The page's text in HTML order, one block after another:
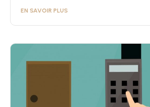
EN SAVOIR PLUS